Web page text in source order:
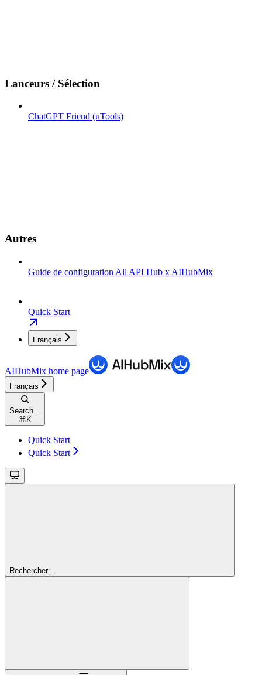
Lanceurs / Sélection
ChatGPT Friend (uTools)
Autres
Guide de configuration All API Hub x AIHubMix
Quick Start
Français
AIHubMix home page
Français
Search...
⌘ K
Quick Start
Quick Start
Rechercher...